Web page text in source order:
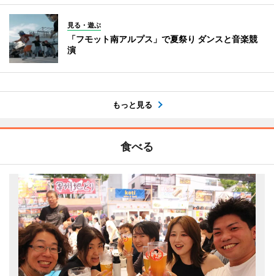
見る・遊ぶ
「フモット南アルプス」で夏祭り ダンスと音楽競
演
もっと見る
食べる